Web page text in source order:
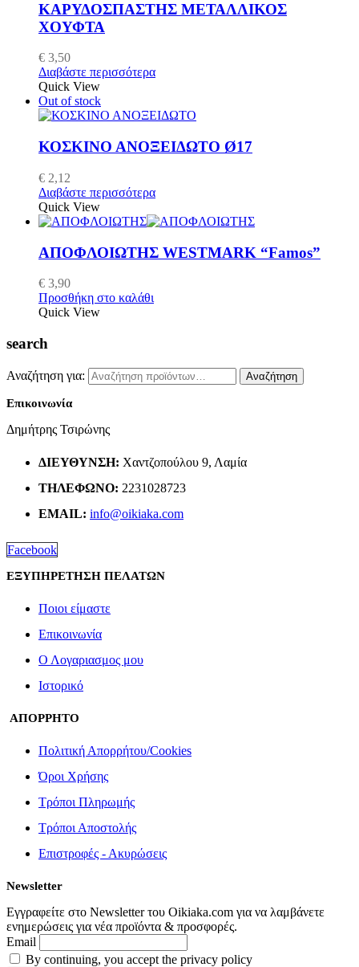
ΚΑΡΥΔΟΣΠΑΣΤΗΣ ΜΕΤΑΛΛΙΚΟΣ
ΧΟΥΦΤΑ
€ 3,50
Διαβάστε περισσότερα
Quick View
Out of stock
ΚΟΣΚΙΝΟ ΑΝΟΞΕΙΔΩΤΟ Ø17
€ 2,12
Διαβάστε περισσότερα
Quick View
ΑΠΟΦΛΟΙΩΤΗΣ WESTMARK “Famos”
€ 3,90
Προσθήκη στο καλάθι
Quick View
search
Αναζήτηση για: Αναζήτηση
Επικοινωνία
Δημήτρης Τσιρώνης
ΔΙΕΎΘΥΝΣΗ: Χαντζοπούλου 9, Λαμία
ΤΗΛΈΦΩΝΟ: 2231028723
EMAIL: info@oikiaka.com
Facebook
ΕΞΥΠΗΡΕΤΗΣΗ ΠΕΛΑΤΩΝ
Ποιοι είμαστε
Επικοινωνία
Ο Λογαριασμος μου
Ιστορικό
ΑΠΟΡΡΗΤΟ
Πολιτική Απορρήτου/Cookies
Όροι Χρήσης
Τρόποι Πληρωμής
Τρόποι Αποστολής
Επιστροφές - Ακυρώσεις
Newsletter
Εγγραφείτε στο Newsletter του Oikiaka.com για να λαμβάνετε
ενημερώσεις για νέα προϊόντα & προσφορές.
Email
By continuing, you accept the privacy policy